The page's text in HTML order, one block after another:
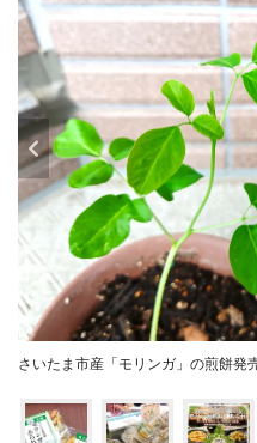
さいたま市産「モリンガ」の煎餅